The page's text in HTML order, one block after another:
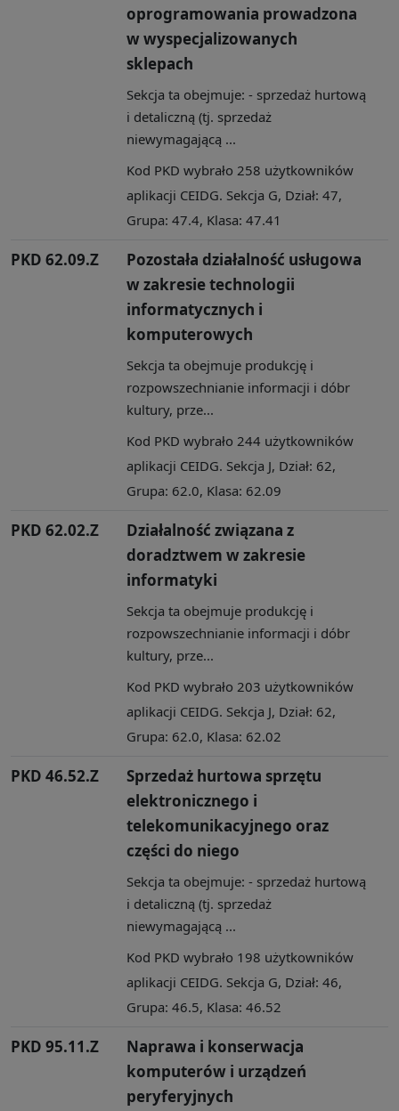
oprogramowania prowadzona
w wyspecjalizowanych
sklepach
Sekcja ta obejmuje: - sprzedaż hurtową
i detaliczną (tj. sprzedaż
niewymagającą ...
Kod PKD wybrało 258 użytkowników
aplikacji CEIDG. Sekcja G, Dział: 47,
Grupa: 47.4, Klasa: 47.41
PKD 62.09.Z
Pozostała działalność usługowa
w zakresie technologii
informatycznych i
komputerowych
Sekcja ta obejmuje produkcję i
rozpowszechnianie informacji i dóbr
kultury, prze...
Kod PKD wybrało 244 użytkowników
aplikacji CEIDG. Sekcja J, Dział: 62,
Grupa: 62.0, Klasa: 62.09
PKD 62.02.Z
Działalność związana z
doradztwem w zakresie
informatyki
Sekcja ta obejmuje produkcję i
rozpowszechnianie informacji i dóbr
kultury, prze...
Kod PKD wybrało 203 użytkowników
aplikacji CEIDG. Sekcja J, Dział: 62,
Grupa: 62.0, Klasa: 62.02
PKD 46.52.Z
Sprzedaż hurtowa sprzętu
elektronicznego i
telekomunikacyjnego oraz
części do niego
Sekcja ta obejmuje: - sprzedaż hurtową
i detaliczną (tj. sprzedaż
niewymagającą ...
Kod PKD wybrało 198 użytkowników
aplikacji CEIDG. Sekcja G, Dział: 46,
Grupa: 46.5, Klasa: 46.52
PKD 95.11.Z
Naprawa i konserwacja
komputerów i urządzeń
peryferyjnych